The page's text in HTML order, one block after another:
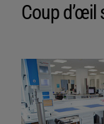
Coup d’œil